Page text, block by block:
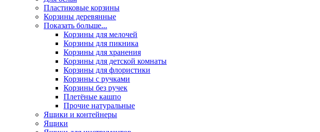
Пластиковые корзины
Корзины деревянные
Показать больше...
Корзины для мелочей
Корзины для пикника
Корзины для хранения
Корзины для детской комнаты
Корзины для флористики
Корзины с ручками
Корзины без ручек
Плетёные кашпо
Прочие натуральные
Ящики и контейнеры
Ящики